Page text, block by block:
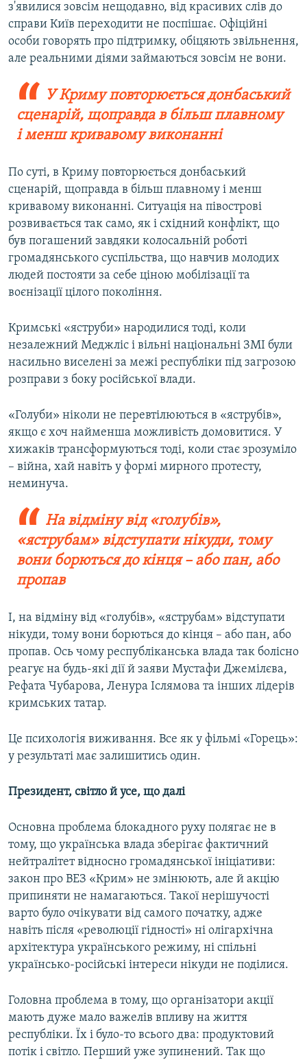
з'явилися зовсім нещодавно, від красивих слів до
справи Київ переходити не поспішає. Офіційні
особи говорять про підтримку, обіцяють звільнення,
але реальними діями займаються зовсім не вони.
У Криму повторюється донбаський
сценарій, щоправда в більш плавному
і менш кривавому виконанні
По суті, в Криму повторюється донбаський
сценарій, щоправда в більш плавному і менш
кривавому виконанні. Ситуація на півострові
розвивається так само, як і східний конфлікт, що
був погашений завдяки колосальній роботі
громадянського суспільства, що навчив молодих
людей постояти за себе ціною мобілізації та
воєнізації цілого покоління.
Кримські «яструби» народилися тоді, коли
незалежний Меджліс і вільні національні ЗМІ були
насильно виселені за межі республіки під загрозою
розправи з боку російської влади.
«Голуби» ніколи не перевтілюються в «яструбів»,
якщо є хоч найменша можливість домовитися. У
хижаків трансформуються тоді, коли стає зрозуміло
– війна, хай навіть у формі мирного протесту,
неминуча.
На відміну від «голубів»,
«яструбам» відступати нікуди, тому
вони борються до кінця – або пан, або
пропав
І, на відміну від «голубів», «яструбам» відступати
нікуди, тому вони борються до кінця – або пан, або
пропав. Ось чому республіканська влада так болісно
реагує на будь-які дії й заяви Мустафи Джемілєва,
Рефата Чубарова, Ленура Іслямова та інших лідерів
кримських татар.
Це психологія виживання. Все як у фільмі «Горець»:
у результаті має залишитись один.
Президент, світло й усе, що далі
Основна проблема блокадного руху полягає не в
тому, що українська влада зберігає фактичний
нейтралітет відносно громадянської ініціативи:
закон про ВЕЗ «Крим» не змінюють, але й акцію
припиняти не намагаються. Такої нерішучості
варто було очікувати від самого початку, адже
навіть після «революції гідності» ні олігархічна
архітектура українського режиму, ні спільні
українсько-російські інтереси нікуди не поділися.
Головна проблема в тому, що організатори акції
мають дуже мало важелів впливу на життя
республіки. Їх і було-то всього два: продуктовий
потік і світло. Перший уже зупинений. Так що